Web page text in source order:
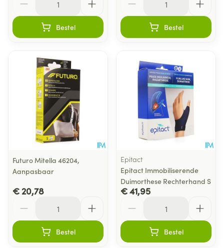
Bestel Bestel
Futuro Mitella 46204,
Aanpasbaar
€ 20,78
Bestel
Epitact
Epitact Immobiliserende
Duimorthese Rechterhand S
€ 41,95
Bestel